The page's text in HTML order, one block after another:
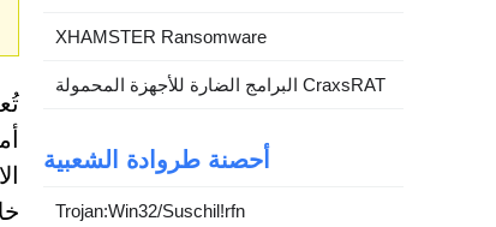
XHAMSTER Ransomware
البرامج الضارة للأجهزة المحمولة CraxsRAT
أحصنة طروادة الشعبية
Trojan:Win32/Suschil!rfn